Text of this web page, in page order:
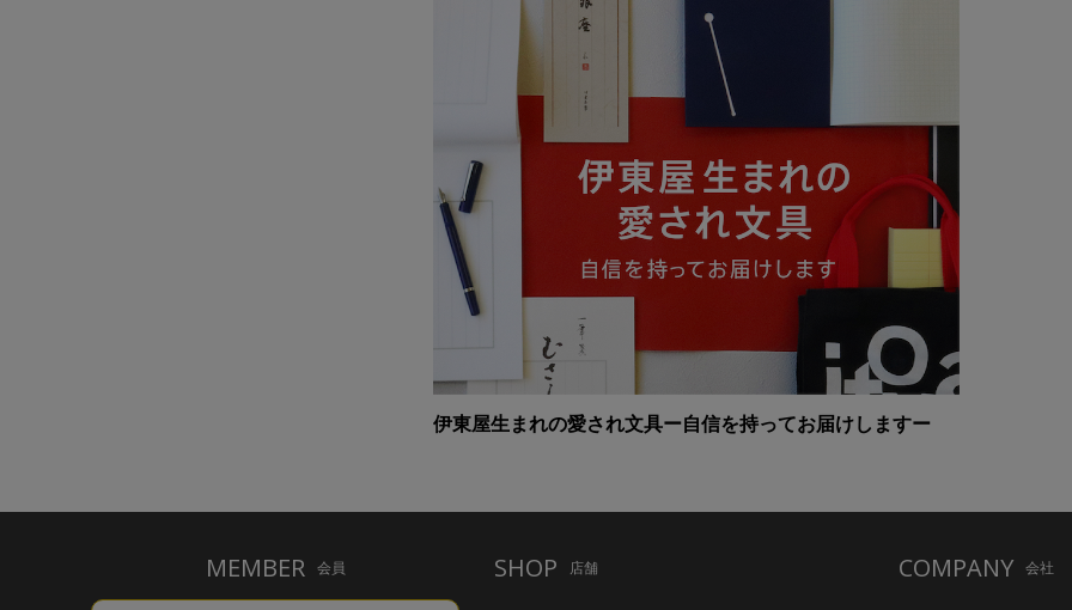
伊東屋生まれの愛され文具ー自信を持ってお届けしますー
MEMBER 会員 SHOP 店舗 COMPANY 会社